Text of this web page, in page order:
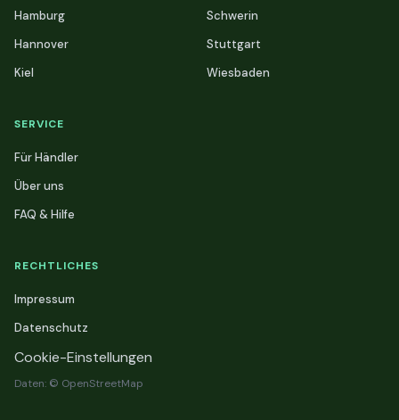
Hamburg
Hannover
Kiel
Schwerin
Stuttgart
Wiesbaden
SERVICE
Für Händler
Über uns
FAQ & Hilfe
RECHTLICHES
Impressum
Datenschutz
Cookie-Einstellungen
Daten: © OpenStreetMap